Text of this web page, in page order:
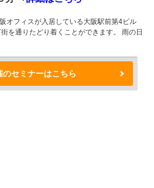
オフィスが入居している大阪駅前第4ビル
を通りたどり着くことができます。 雨の日
のセミナーはこちら